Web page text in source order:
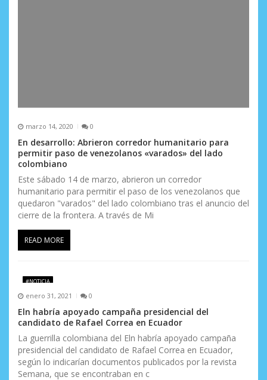
marzo 14, 2020 0
En desarrollo: Abrieron corredor humanitario para
permitir paso de venezolanos «varados» del lado
colombiano
Este sábado 14 de marzo, abrieron un corredor
humanitario para permitir el paso de los venezolanos que
quedaron "varados" del lado colombiano tras el anuncio del
cierre de la frontera. A través de Mi
READ MORE
#NOTICIA
enero 31, 2021 0
Eln habría apoyado campaña presidencial del
candidato de Rafael Correa en Ecuador
La guerrilla colombiana del Eln habría apoyado campaña
presidencial del candidato de Rafael Correa en Ecuador,
según lo indicarían documentos publicados por la revista
Semana, que se encontraban en c